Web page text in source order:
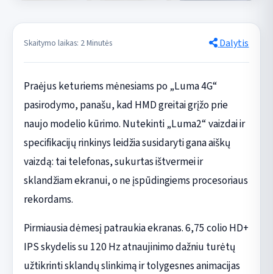
Skaitymo laikas: 2 Minutės Dalytis
Praėjus keturiems mėnesiams po „Luma 4G“
pasirodymo, panašu, kad HMD greitai grįžo prie
naujo modelio kūrimo. Nutekinti „Luma2“ vaizdai ir
specifikacijų rinkinys leidžia susidaryti gana aiškų
vaizdą: tai telefonas, sukurtas ištvermei ir
sklandžiam ekranui, o ne įspūdingiems procesoriaus
rekordams.
Pirmiausia dėmesį patraukia ekranas. 6,75 colio HD+
IPS skydelis su 120 Hz atnaujinimo dažniu turėtų
užtikrinti sklandų slinkimą ir tolygesnes animacijas